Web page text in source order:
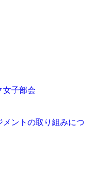
女子部会
メントの取り組みにつ